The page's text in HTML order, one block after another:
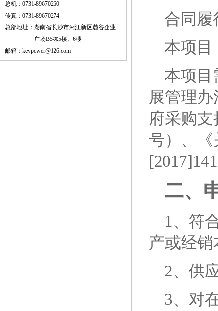
总机：0731-89670260
传真：0731-89670274
总部地址：湖南省长沙市湘江新区麓谷企业
广场B5栋5楼、6楼
邮箱：keypower@126.com
合同履
本项目
本项目
展管理
府采购
号）、《
二、
1、符
产或经
2、供
3、对